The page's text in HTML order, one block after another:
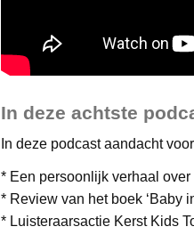
In deze achtste
In deze podcast aandacht
* Een persoonlijk verhaal
* Review van het boek ‘Baby
* Luisteraarsactie Kerst Kids